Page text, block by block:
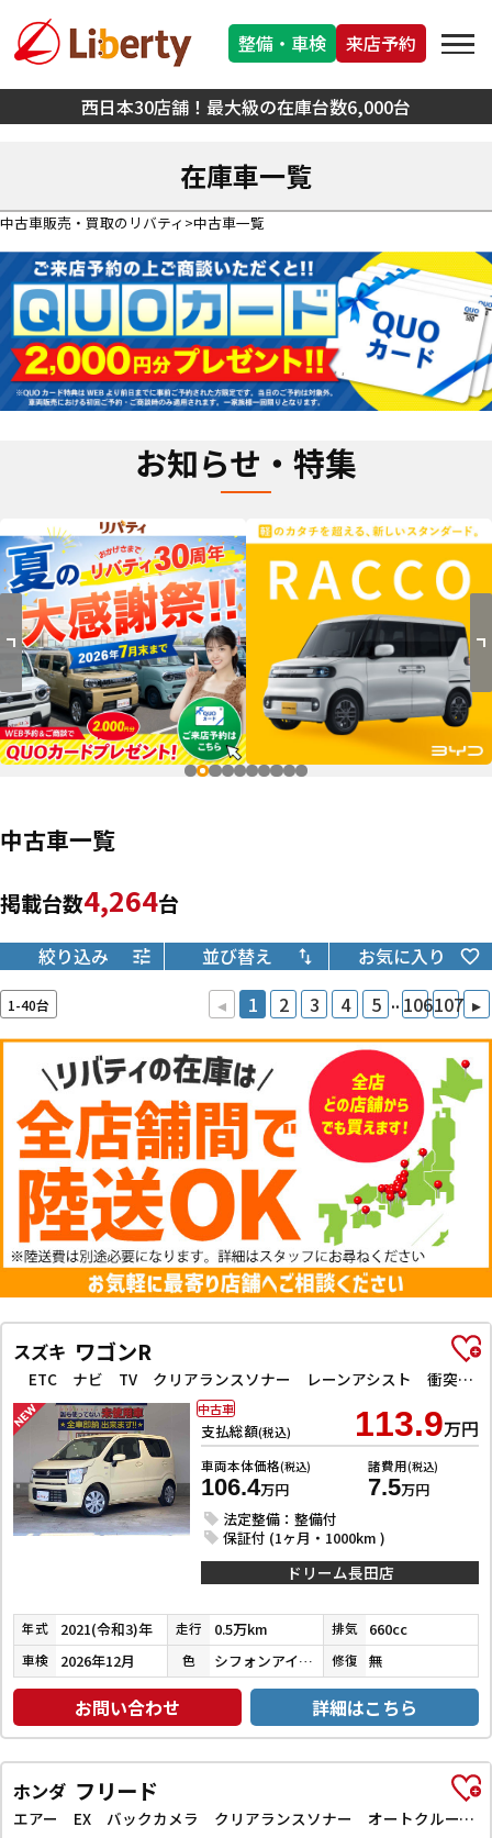
西日本30店舗！最大級の在庫台数6,000台
整備・車検 来店予約
在庫車一覧
中古車販売・買取のリバティ 中古車一覧
お知らせ・特集
中古車一覧
掲載台数4,264台
絞り込み 並び替え お気に入り
1-40台 ◂ 1 2 3 4 5 .. 106107 ▸
スズキ ワゴンR
ETC ナビ TV クリアランスソナー レーンアシスト 衝突被害軽減システム オートライト スマートキー アイドリングストップ 電動格納ミラー シートヒーター ベンチシート CVT ESC CD
支払総額(税込) 113.9万円
車両本体価格(税込)
106.4万円
諸費用(税込)
7.5万円
法定整備：整備付
保証付 (1ヶ月・1000km )
中古車
ドリーム長田店
年式 2021(令和3)年 走行 0.5万km 排気 660cc
車検 2026年12月 色 シフォンアイボリーメタリック 修復 無
お問い合わせ 詳細はこちら
ホンダ フリード
エアー EX バックカメラ クリアランスソナー オートクルーズコントロール レーンアシスト 衝突被害軽減システム 両側電動スライドドア オートライト LEDヘッドランプ スマートキー 電動格納ミラー シートヒーター